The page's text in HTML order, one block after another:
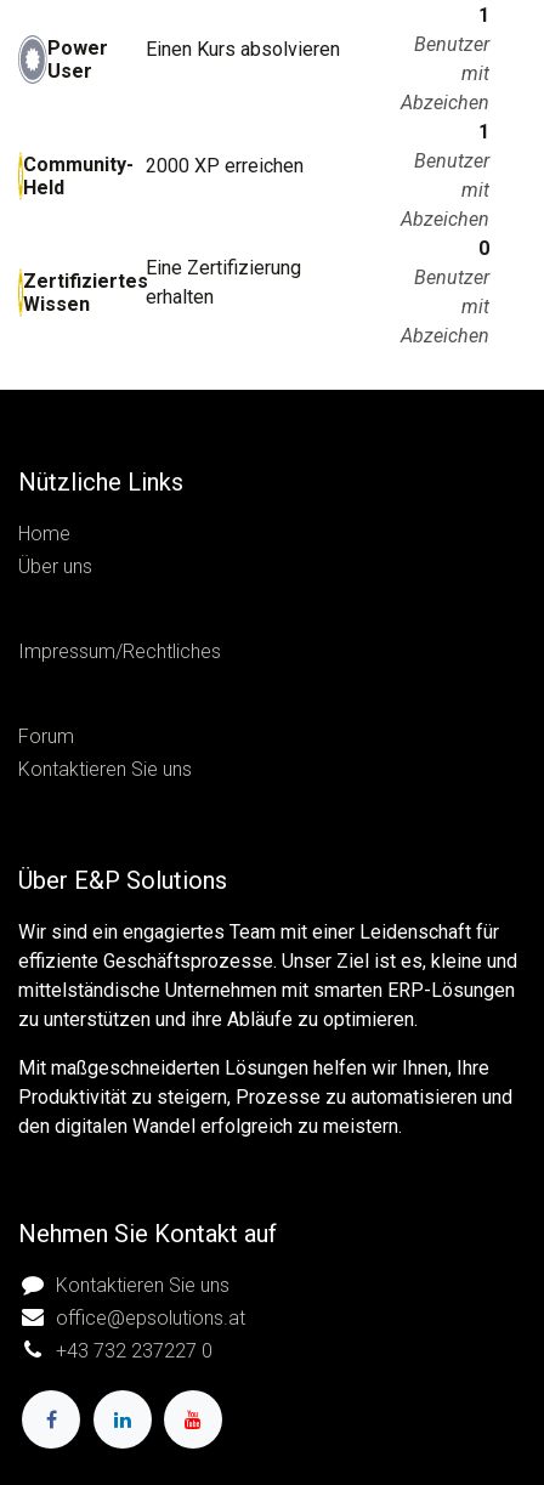
Power
User
Einen Kurs absolvieren
1
Benutzer
mit
Abzeichen
Community-
Held
2000 XP erreichen
1
Benutzer
mit
Abzeichen
Zertifiziertes
Wissen
Eine Zertifizierung
erhalten
0
Benutzer
mit
Abzeichen
Nützliche Links
Home
Über uns
Impressum/Rechtliches
Forum
Kontaktieren Sie uns
Über E&P Solutions
Wir sind ein engagiertes Team mit einer Leidenschaft für
effiziente Geschäftsprozesse. Unser Ziel ist es, kleine und
mittelständische Unternehmen mit smarten ERP-Lösungen
zu unterstützen und ihre Abläufe zu optimieren.
Mit maßgeschneiderten Lösungen helfen wir Ihnen, Ihre
Produktivität zu steigern, Prozesse zu automatisieren und
den digitalen Wandel erfolgreich zu meistern.
Nehmen Sie Kontakt auf
Kontaktieren Sie uns
office@epsolutions.at
+43 732 237227 0